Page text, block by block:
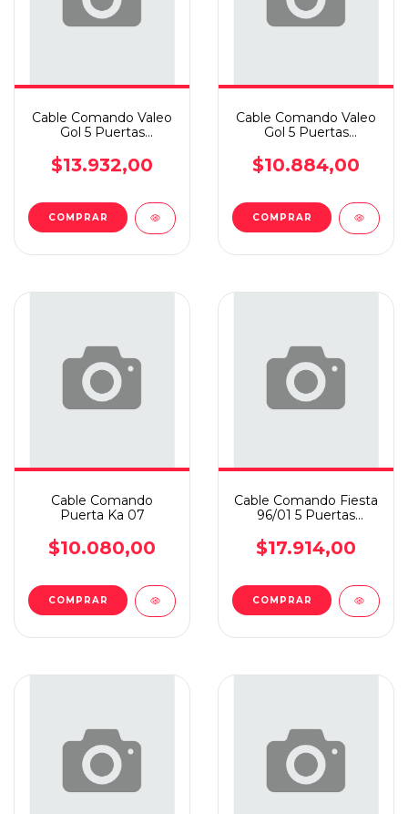
Cable Comando Valeo
Gol 5 Puertas
Derecho
$13.932,00
COMPRAR
Cable Comando Valeo
Gol 5 Puertas
Derecho
$10.884,00
COMPRAR
Cable Comando
Puerta Ka 07
$10.080,00
Cable Comando Fiesta
96/01 5 Puertas
$17.914,00